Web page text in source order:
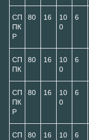
СП
ПК
Р
80 16
10
0
6
СП
ПК
80 16
10
0
6
СП
ПК
Р
80 16
10
0
6
СП
80 16
10
6